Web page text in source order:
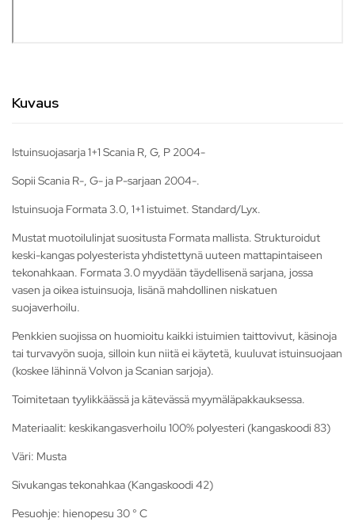
Kuvaus
Istuinsuojasarja 1+1 Scania R, G, P 2004-
Sopii Scania R-, G- ja P-sarjaan 2004-.
Istuinsuoja Formata 3.0, 1+1 istuimet. Standard/Lyx.
Mustat muotoilulinjat suositusta Formata mallista. Strukturoidut
keski-kangas polyesterista yhdistettynä uuteen mattapintaiseen
tekonahkaan. Formata 3.0 myydään täydellisenä sarjana, jossa
vasen ja oikea istuinsuoja, lisänä mahdollinen niskatuen
suojaverhoilu.
Penkkien suojissa on huomioitu kaikki istuimien taittovivut, käsinoja
tai turvavyön suoja, silloin kun niitä ei käytetä, kuuluvat istuinsuojaan
(koskee lähinnä Volvon ja Scanian sarjoja).
Toimitetaan tyylikkäässä ja kätevässä myymäläpakkauksessa.
Materiaalit: keskikangasverhoilu 100% polyesteri (kangaskoodi 83)
Väri: Musta
Sivukangas tekonahkaa (Kangaskoodi 42)
Pesuohje: hienopesu 30 ° C